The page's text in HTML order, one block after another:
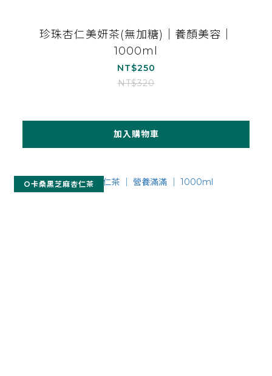
珍珠杏仁美妍茶(無加糖)｜養顏美容｜
1000ml
NT$250
NT$320
加入購物車
O卡桑黑芝麻杏仁茶